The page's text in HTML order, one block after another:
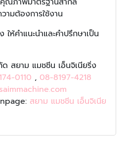
มต้องการใช้งาน
ห้คำแนะนำและคำปรึกษาเป็น
สยาม แมชชีน เอ็นจิเนียริ่ง
0110 , 08-8197-4218
สยาม แมชชีน เอ็นจิเนีย